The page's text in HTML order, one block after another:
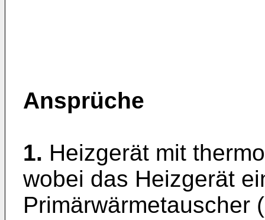
Ansprüche
1. Heizgerät mit
wobei das Heizgerät
Primärwärmetauscher